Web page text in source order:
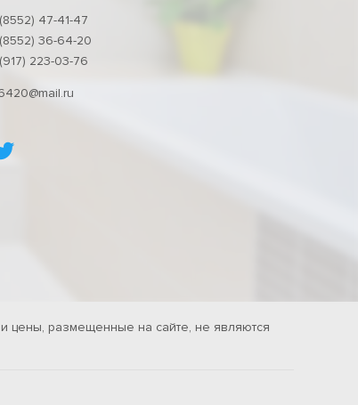
47-41-47
36-64-20
223-03-76
цены, размещенные на сайте, не являются